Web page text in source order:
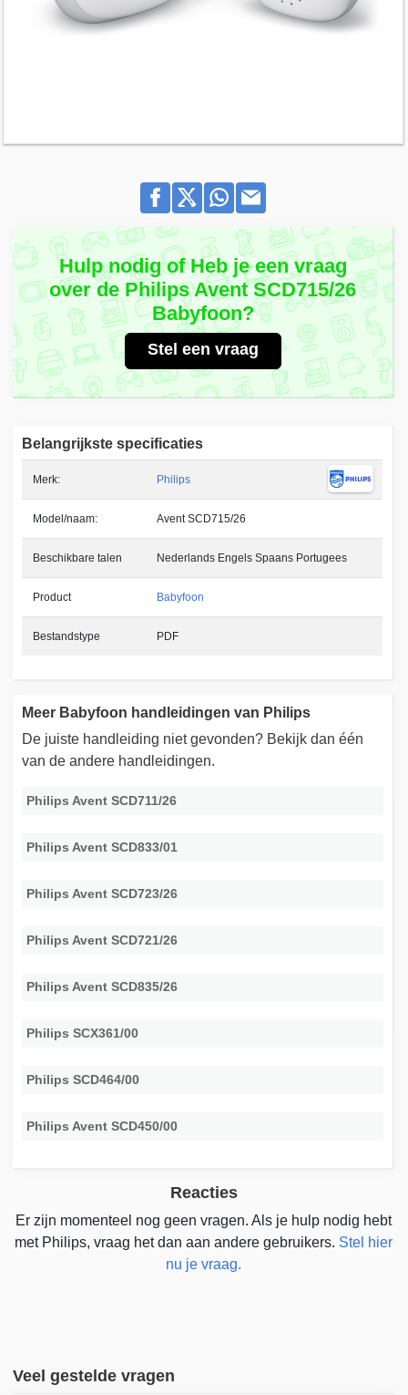
Hulp nodig of Heb je een vraag
over de Philips Avent SCD715/26
Babyfoon?
Stel een vraag
Belangrijkste specificaties
Merk: Philips
Model/naam: Avent SCD715/26
Beschikbare talen Nederlands Engels Spaans Portugees
Product Babyfoon
Bestandstype PDF
Meer Babyfoon handleidingen van Philips
De juiste handleiding niet gevonden? Bekijk dan één
van de andere handleidingen.
Philips Avent SCD711/26
Philips Avent SCD833/01
Philips Avent SCD723/26
Philips Avent SCD721/26
Philips Avent SCD835/26
Philips SCX361/00
Philips SCD464/00
Philips Avent SCD450/00
Reacties
Er zijn momenteel nog geen vragen. Als je hulp nodig hebt
met Philips, vraag het dan aan andere gebruikers. Stel hier
nu je vraag.
Veel gestelde vragen